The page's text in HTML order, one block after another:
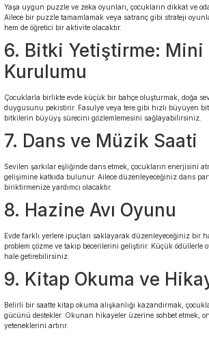
Yaşa uygun puzzle ve zeka oyunları, çocukların dikkat ve
Ailece bir puzzle tamamlamak veya satranç gibi strateji
hem de öğretici bir aktivite olacaktır.
6. Bitki Yetiştirme: Mini
Kurulumu
Çocuklarla birlikte evde küçük bir bahçe oluşturmak, doğa
duygusunu pekistirir. Fasulye veya tere gibi hızlı büyüyen
bitkilerin büyüyş sürecini gözlemlemesini sağlayabilirsiniz.
7. Dans ve Müzik Saati
Sevilen şarkılar eşliğinde dans etmek, çocukların enerjisini
gelişimine katkıda bulunur. Ailece düzenleyeceğiniz dans
biriktirmenize yardımcı olacaktır.
8. Hazine Avı Oyunu
Evde farklı yerlere ipuçları saklayarak düzenleyeceğiniz bir
problem çözme ve takip becerilerini geliştirir. Küçük ödüllerle
hale getirebilirsiniz.
9. Kitap Okuma ve
Belirli bir saatte kitap okuma alışkanlığı kazandırmak,
gücünü destekler. Okunan hikayeler üzerine sohbet etmek,
yeteneklerini artırır.